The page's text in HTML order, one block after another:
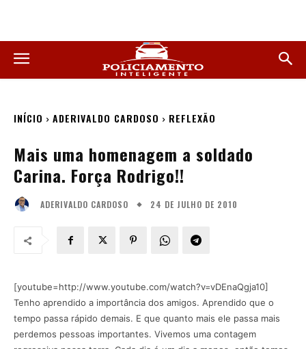
INÍCIO ADERIVALDO CARDOSO REFLEXÃO
Mais uma homenagem a soldado
Carina. Força Rodrigo!!
ADERIVALDO CARDOSO 24 DE JULHO DE 2010
[youtube=http://www.youtube.com/watch?v=vDEnaQgja10]
Tenho aprendido a importância dos amigos. Aprendido que o
tempo passa rápido demais. E que quanto mais ele passa mais
perdemos pessoas importantes. Vivemos uma contagem